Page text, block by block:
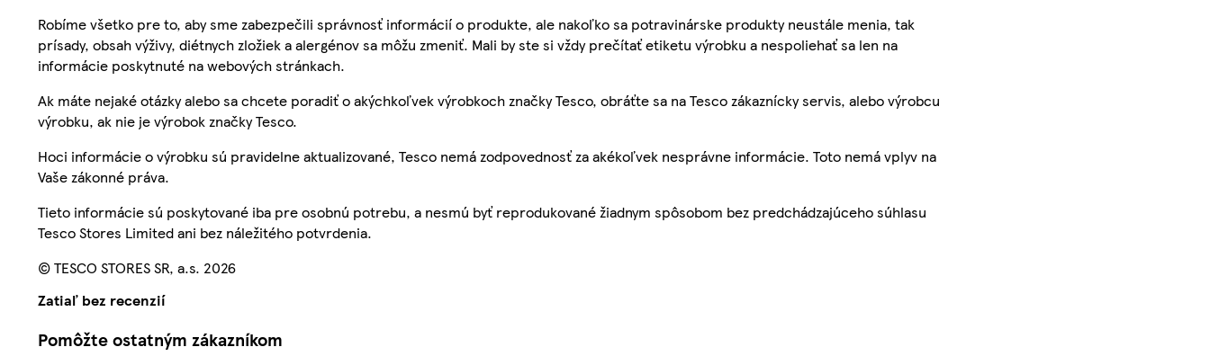
Robíme všetko pre to, aby sme zabezpečili správnosť informácií o produkte, ale nakoľko sa potravinárske produkty neustále menia, tak
prísady, obsah výživy, diétnych zložiek a alergénov sa môžu zmeniť. Mali by ste si vždy prečítať etiketu výrobku a nespoliehať sa len na
informácie poskytnuté na webových stránkach.
Ak máte nejaké otázky alebo sa chcete poradiť o akýchkoľvek výrobkoch značky Tesco, obráťte sa na Tesco zákaznícky servis, alebo výrobcu
výrobku, ak nie je výrobok značky Tesco.
Hoci informácie o výrobku sú pravidelne aktualizované, Tesco nemá zodpovednosť za akékoľvek nesprávne informácie. Toto nemá vplyv na
Vaše zákonné práva.
Tieto informácie sú poskytované iba pre osobnú potrebu, a nesmú byť reprodukované žiadnym spôsobom bez predchádzajúceho súhlasu
Tesco Stores Limited ani bez náležitého potvrdenia.
© TESCO STORES SR, a.s. 2026
Zatiaľ bez recenzií
Pomôžte ostatným zákazníkom